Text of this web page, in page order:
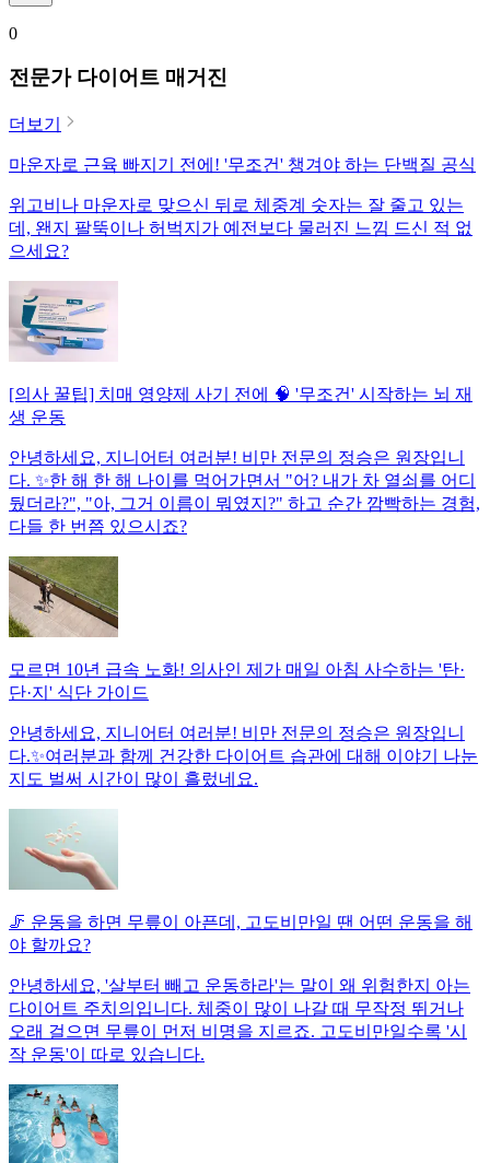
0
전문가 다이어트 매거진
더보기
마운자로 근육 빠지기 전에! '무조건' 챙겨야 하는 단백질 공식
위고비나 마운자로 맞으신 뒤로 체중계 숫자는 잘 줄고 있는
데, 왠지 팔뚝이나 허벅지가 예전보다 물러진 느낌 드신 적 없
으세요?
[의사 꿀팁] 치매 영양제 사기 전에 🧠 '무조건' 시작하는 뇌 재
생 운동
안녕하세요, 지니어터 여러분! 비만 전문의 정승은 원장입니
다. ✨한 해 한 해 나이를 먹어가면서 "어? 내가 차 열쇠를 어디
뒀더라?", "아, 그거 이름이 뭐였지?" 하고 순간 깜빡하는 경험,
다들 한 번쯤 있으시죠?
모르면 10년 급속 노화! 의사인 제가 매일 아침 사수하는 '탄·
단·지' 식단 가이드
안녕하세요, 지니어터 여러분! 비만 전문의 정승은 원장입니
다.✨여러분과 함께 건강한 다이어트 습관에 대해 이야기 나눈
지도 벌써 시간이 많이 흘렀네요.
🦵 운동을 하면 무릎이 아픈데, 고도비만일 땐 어떤 운동을 해
야 할까요?
안녕하세요, '살부터 빼고 운동하라'는 말이 왜 위험한지 아는
다이어트 주치의입니다. 체중이 많이 나갈 때 무작정 뛰거나
오래 걸으면 무릎이 먼저 비명을 지르죠. 고도비만일수록 '시
작 운동'이 따로 있습니다.